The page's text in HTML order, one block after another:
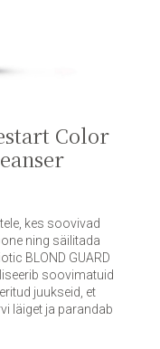
Color
kes soovivad
ning säilitada
BLOND GUARD
soovimatuid
juukseid, et
läiget ja parandab